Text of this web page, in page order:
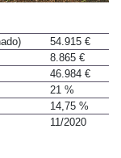
54.915 €
8.865 €
46.984 €
21 %
14,75 %
11/2020